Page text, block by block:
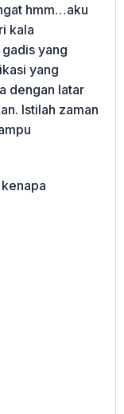
hmm…aku
kala
yang
yang
dengan latar
Istilah zaman